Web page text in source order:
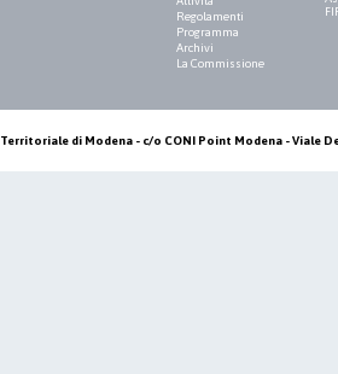
Regolamenti
Programma
Archivi
La Commissione
di Modena - c/o CONI Point Modena - Viale